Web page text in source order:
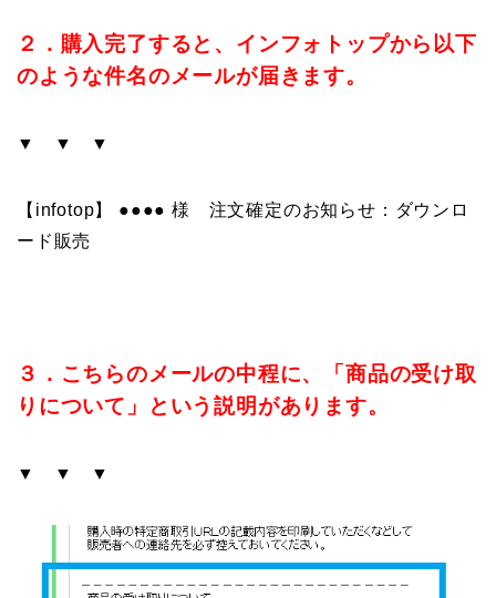
２．購入完了すると、インフォトップから以下
のような件名のメールが届きます。
▼ ▼ ▼
【infotop】 ●●●● 様 注文確定のお知らせ：ダウンロ
ード販売
３．こちらのメールの中程に、「商品の受け取
りについて」という説明があります。
▼ ▼ ▼